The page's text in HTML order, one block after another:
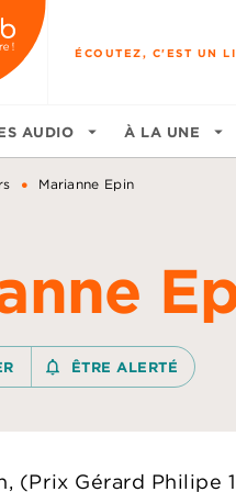
ÉCOUTEZ, C'EST UN
AUDIO arrow_drop_down À LA UNE arrow_drop_down
• Marianne Epin
ÊTRE ALERTÉ
(Prix Gérard Philipe